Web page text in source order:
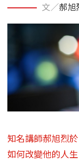
文／郝旭
知名講師郝旭烈
如何改變他的人